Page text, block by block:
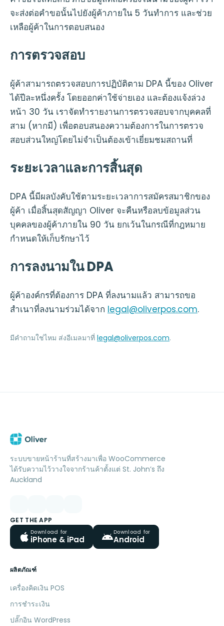
จะส่งต่อคำขอนั้นไปยังผู้ค้าภายใน 5 วันทำการ และช่วย
เหลือผู้ค้าในการตอบสนอง
การตรวจสอบ
ผู้ค้าสามารถตรวจสอบการปฏิบัติตาม DPA นี้ของ Oliver
ได้ปีละหนึ่งครั้ง โดยออกค่าใช้จ่ายเอง และต้องแจ้งล่วง
หน้า 30 วัน เราจัดทำรายงานการตรวจสอบจากบุคคลที่
สาม (หากมี) เพื่อตอบสนองความต้องการในการตรวจ
สอบส่วนใหญ่โดยไม่จำเป็นต้องเข้าเยี่ยมชมสถานที่
ระยะเวลาและการสิ้นสุด
DPA นี้มีผลบังคับใช้ตามระยะเวลาการสมัครสมาชิกของ
ผู้ค้า เมื่อสิ้นสุดสัญญา Oliver จะคืนหรือลบข้อมูลส่วน
บุคคลของผู้ค้าภายใน 90 วัน ยกเว้นในกรณีที่กฎหมาย
กำหนดให้เก็บรักษาไว้
การลงนามใน DPA
ผู้ค้าองค์กรที่ต้องการ DPA ที่ลงนามแล้ว สามารถขอ
สำเนาที่ลงนามร่วมได้จาก legal@oliverpos.com.
มีคำถามใช่ไหม ส่งอีเมลมาที่ legal@oliverpos.com.
ระบบขายหน้าร้านที่สร้างมาเพื่อ WooCommerce
ได้รับความไว้วางใจจากร้านค้าตั้งแต่ St. John’s ถึง
Auckland
GET THE APP
Download for
iPhone & iPad
Download for
Android
ผลิตภัณฑ์
เครื่องคิดเงิน POS
การชำระเงิน
ปลั๊กอิน WordPress